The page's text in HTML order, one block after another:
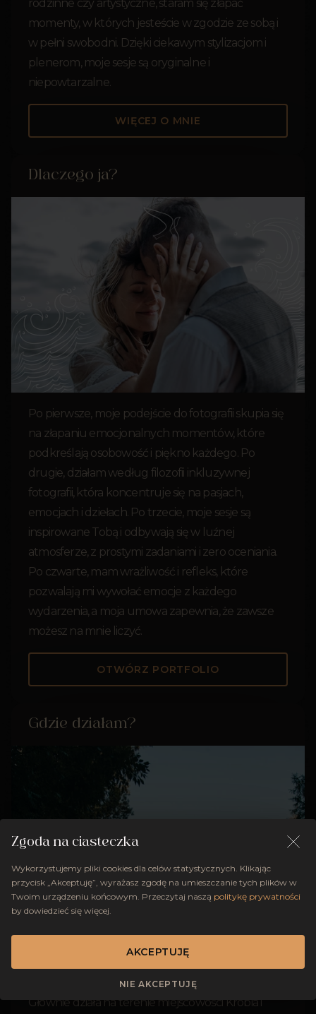
rodzinne czy artystyczne, staram się złapać
momenty, w których jesteście w zgodzie ze sobą i
w pełni swobodni. Dzięki ciekawym stylizacjom i
plenerom, moje sesje są oryginalne i
niepowtarzalne.
WIĘCEJ O MNIE
Dlaczego ja?
Po pierwsze, moje podejście do fotografii skupia się
na złapaniu emocjonalnych momentów, które
podkreślają osobowość i piękno każdego. Po
drugie, działam według filozofii inkluzywnej
fotografii, która koncentruje się na pasjach,
emocjach i dziełach. Po trzecie, moje sesje są
inspirowane Tobą i odbywają się w luźnej
atmosferze, z prostymi zadaniami i zero oceniania.
Po czwarte, mam wrażliwość i refleks, które
pozwalają mi wywołać emocje z każdego
wydarzenia, a moja umowa zapewnia, że zawsze
możesz na mnie liczyć.
OTWÓRZ PORTFOLIO
Gdzie działam?
Jako fotografka ślubna, Marie Filonenko
specjalizuje się w sesjach plenerowych i miejskich.
Głównie działa na terenie miejscowości Krobia i
Zgoda na ciasteczka
Wykorzystujemy pliki cookies dla celów statystycznych. Klikając
przycisk „Akceptuję”, wyrażasz zgodę na umieszczanie tych plików w
Twoim urządzeniu końcowym. Przeczytaj naszą politykę prywatności
by dowiedzieć się więcej.
AKCEPTUJĘ
NIE AKCEPTUJĘ